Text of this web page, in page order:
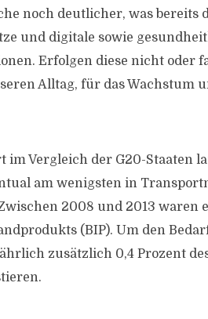
noch deutlicher, was bereits
und digitale sowie
Erfolgen diese nicht oder
Alltag, für das Wachstum
im Vergleich der G20-Staaten
am wenigsten in
2008 und 2013
(BIP). Um den
zusätzlich 0,4 Prozent